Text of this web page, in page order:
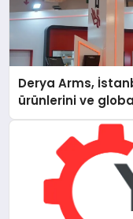
Derya Arms,
ürünlerini ve